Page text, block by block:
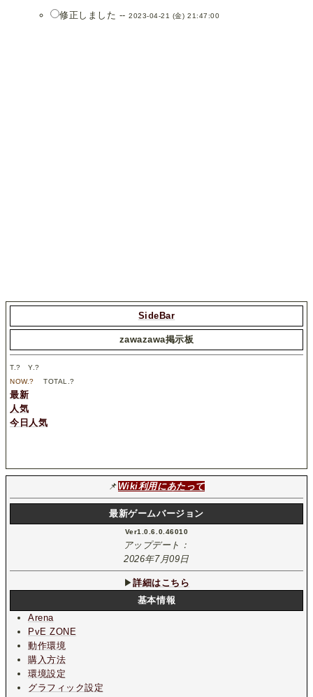
修正しました --2023-04-21 (金) 21:47:00
SideBar
zawazawa掲示板
T.? Y.?
NOW.? TOTAL.?
最新
人気
今日人気
📌 Wiki利用にあたって
最新ゲームバージョン
Ver1.0.6.0.46010
アップデート：
2026年7月09日
▶詳細はこちら
基本情報
Arena
PvE ZONE
動作環境
購入方法
環境設定
グラフィック設定